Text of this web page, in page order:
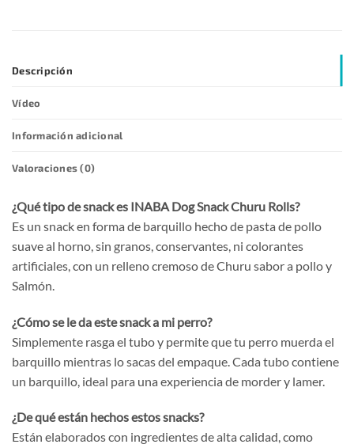
Descripción
Vídeo
Información adicional
Valoraciones (0)
¿Qué tipo de snack es INABA Dog Snack Churu Rolls?
Es un snack en forma de barquillo hecho de pasta de pollo
suave al horno, sin granos, conservantes, ni colorantes
artificiales, con un relleno cremoso de Churu sabor a pollo y
Salmón.
¿Cómo se le da este snack a mi perro?
Simplemente rasga el tubo y permite que tu perro muerda el
barquillo mientras lo sacas del empaque. Cada tubo contiene
un barquillo, ideal para una experiencia de morder y lamer.
¿De qué están hechos estos snacks?
Están elaborados con ingredientes de alta calidad, como